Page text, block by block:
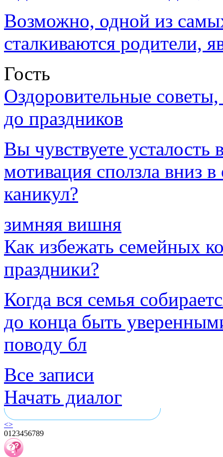
Возможно, одной из
сталкиваются родители,
Гость
Оздоровительные
до праздников
Вы чувствуете усталость
мотивация сползла вниз
каникул?
зимняя вишня
Как избежать семейных
праздники?
Когда вся семья
до конца быть
поводу бл
Все записи
Начать диалог
<>
01 23456789